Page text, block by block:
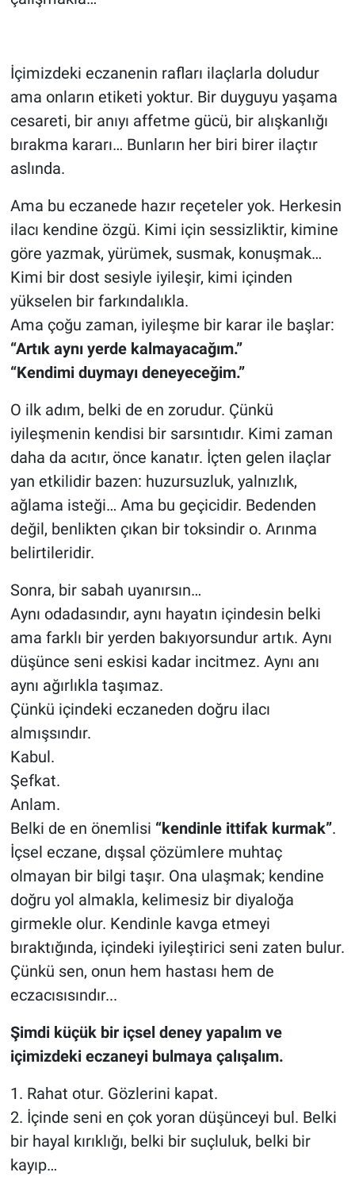
İçimizdeki eczanenin rafları ilaçlarla doludur
ama onların etiketi yoktur. Bir duyguyu yaşama
cesareti, bir anıyı affetme gücü, bir alışkanlığı
bırakma kararı… Bunların her biri birer ilaçtır
aslında.
Ama bu eczanede hazır reçeteler yok. Herkesin
ilacı kendine özgü. Kimi için sessizliktir, kimine
göre yazmak, yürümek, susmak, konuşmak…
Kimi bir dost sesiyle iyileşir, kimi içinden
yükselen bir farkındalıkla.
Ama çoğu zaman, iyileşme bir karar ile başlar:
“Artık aynı yerde kalmayacağım.”
“Kendimi duymayı deneyeceğim.”
O ilk adım, belki de en zorudur. Çünkü
iyileşmenin kendisi bir sarsıntıdır. Kimi zaman
daha da acıtır, önce kanatır. İçten gelen ilaçlar
yan etkilidir bazen: huzursuzluk, yalnızlık,
ağlama isteği… Ama bu geçicidir. Bedenden
değil, benlikten çıkan bir toksindir o. Arınma
belirtileridir.
Sonra, bir sabah uyanırsın…
Aynı odadasındır, aynı hayatın içindesin belki
ama farklı bir yerden bakıyorsundur artık. Aynı
düşünce seni eskisi kadar incitmez. Aynı anı
aynı ağırlıkla taşımaz.
Çünkü içindeki eczaneden doğru ilacı
almışsındır.
Kabul.
Şefkat.
Anlam.
Belki de en önemlisi “kendinle ittifak kurmak”.
İçsel eczane, dışsal çözümlere muhtaç
olmayan bir bilgi taşır. Ona ulaşmak; kendine
doğru yol almakla, kelimesiz bir diyaloğa
girmekle olur. Kendinle kavga etmeyi
bıraktığında, içindeki iyileştirici seni zaten bulur.
Çünkü sen, onun hem hastası hem de
eczacısısındır...
Şimdi küçük bir içsel deney yapalım ve
içimizdeki eczaneyi bulmaya çalışalım.
1. Rahat otur. Gözlerini kapat.
2. İçinde seni en çok yoran düşünceyi bul. Belki
bir hayal kırıklığı, belki bir suçluluk, belki bir
kayıp…